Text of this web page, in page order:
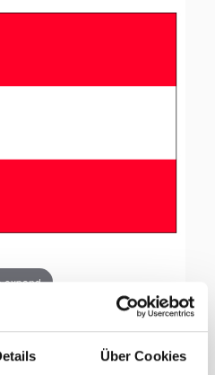
Über Cookies
expand